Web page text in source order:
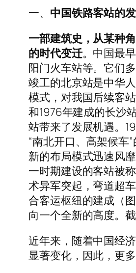
一、 中国铁路客站的
一部建筑史，从某种
的时代变迁。中国最
阳门火车站等。它们
竣工的北京站是中华
模式，对我国后续客
和1976年建成的长沙
站带来了发展机遇。
“南北开口、高架候车
新的布局模式迅速风
一时期建设的客站被
术异军突起，弯道超
合客运枢纽的建成（
向一个全新的高度。
近年来，随着中国经
显著变化，因此，更